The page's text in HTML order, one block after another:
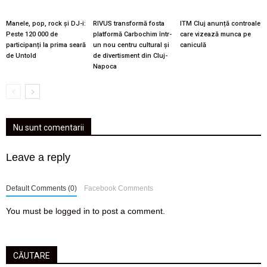
Manele, pop, rock și DJ-i:
Peste 120 000 de
participanți la prima seară
de Untold
RIVUS transformă fosta
platformă Carbochim într-
un nou centru cultural și
de divertisment din Cluj-
Napoca
ITM Cluj anunță controale
care vizează munca pe
caniculă
Nu sunt comentarii
Leave a reply
Default Comments (0) Facebook Comments
You must be logged in to post a comment.
CĂUTARE